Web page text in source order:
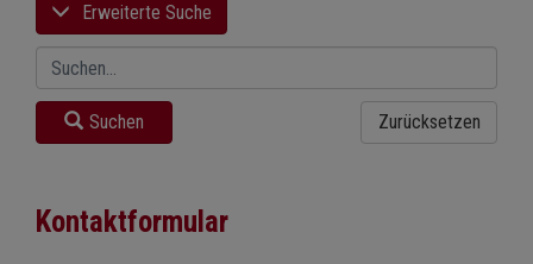
Erweiterte Suche
Suchen Zurücksetzen
Kontaktformular